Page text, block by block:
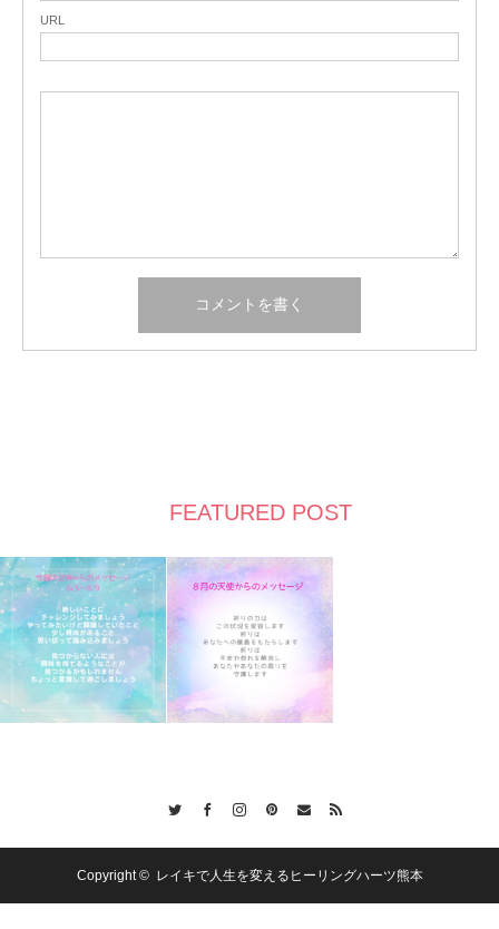
URL
FEATURED POST
Copyright © レイキで人生を変えるヒーリングハーツ熊本